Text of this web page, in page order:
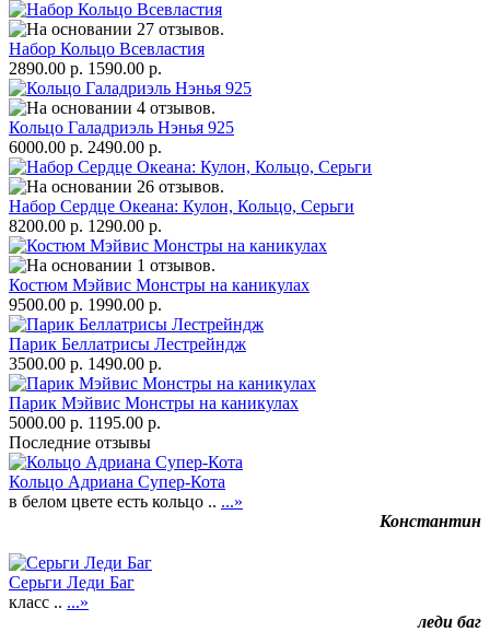
Набор Кольцо Всевластия
2890.00 р. 1590.00 р.
Кольцо Галадриэль Нэнья 925
6000.00 р. 2490.00 р.
Набор Сердце Океана: Кулон, Кольцо, Серьги
8200.00 р. 1290.00 р.
Костюм Мэйвис Монстры на каникулах
9500.00 р. 1990.00 р.
Парик Беллатрисы Лестрейндж
3500.00 р. 1490.00 р.
Парик Мэйвис Монстры на каникулах
5000.00 р. 1195.00 р.
Последние отзывы
Кольцо Адриана Супер-Кота
в белом цвете есть кольцо .. ...»
Константин
Серьги Леди Баг
класс .. ...»
леди баг